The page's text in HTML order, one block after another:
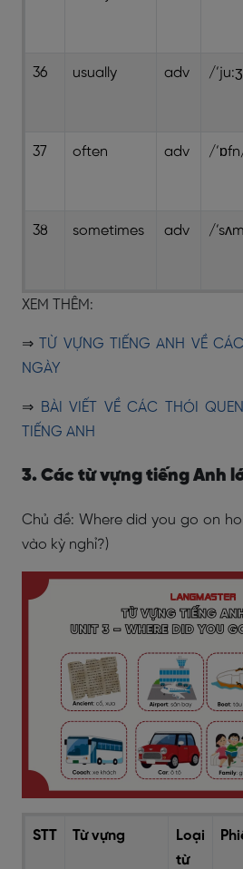
36 usually adv /
37 often adv /
38 sometimes adv /
XEM THÊM:
⇒
TỪ VỰNG TIẾNG ANH VỀ
NGÀY
⇒ BÀI VIẾT VỀ CÁC THÓI
TIẾNG ANH
3. Các từ vựng tiếng Anh
Chủ đề: Where did you go on
vào kỳ nghỉ?)
STT Từ vựng
Loại
từ